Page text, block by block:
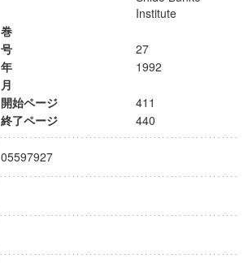
Institute
巻
号
27
年
1992
月
開始ページ
411
終了ページ
440
05597927